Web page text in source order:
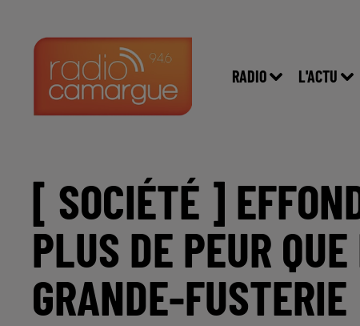
RADIO L'ACTU
[ SOCIÉTÉ ]
PLUS DE PEUR
GRANDE-FUSTERIE